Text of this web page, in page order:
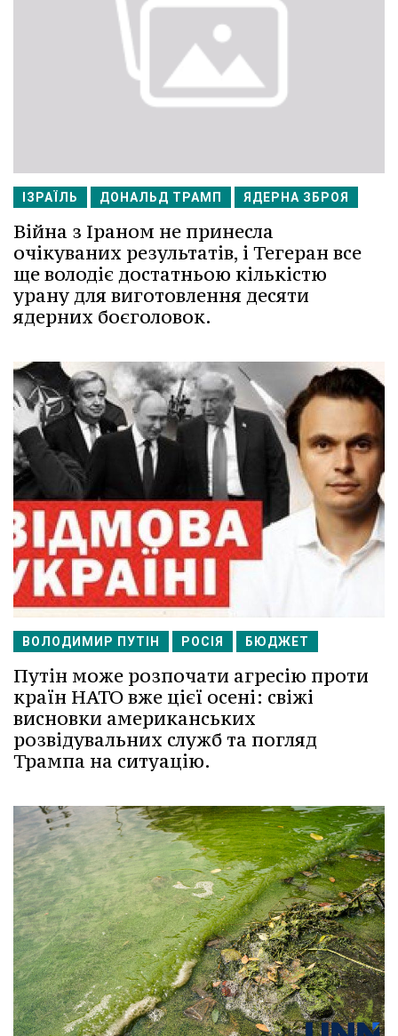
ІЗРАЇЛЬ ДОНАЛЬД ТРАМП ЯДЕРНА ЗБРОЯ
Війна з Іраном не принесла
очікуваних результатів, і Тегеран все
ще володіє достатньою кількістю
урану для виготовлення десяти
ядерних боєголовок.
ВОЛОДИМИР ПУТІН РОСІЯ БЮДЖЕТ
Путін може розпочати агресію проти
країн НАТО вже цієї осені: свіжі
висновки американських
розвідувальних служб та погляд
Трампа на ситуацію.